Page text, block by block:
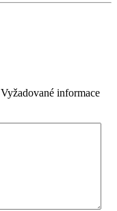
Vyžadované informace